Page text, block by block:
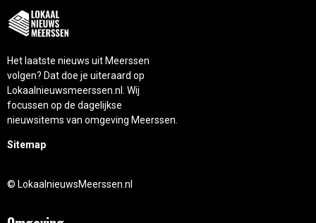
Het laatste nieuws uit Meerssen
volgen? Dat doe je uiteraard op
Lokaalnieuwsmeerssen.nl. Wij
focussen op de dagelijkse
nieuwsitems van omgeving Meerssen.
Sitemap
© LokaalnieuwsMeerssen.nl